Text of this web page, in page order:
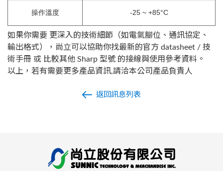
操作溫度 -25 ~ +85°C
如果你需要 更深入的技術細節（如電氣腳位、通訊協定、
輸出格式），尚立可以協助你找最新的官方 datasheet / 技
術手冊 或 比較其他 Sharp 型號 的接線與使用參考資料。
以上，若有需要更多產品資訊,請洽本公司產品負責人
返回訊息列表